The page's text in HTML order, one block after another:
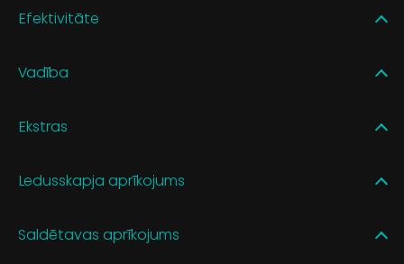
Efektivitāte
Vadība
Ekstras
Ledusskapja aprīkojums
Saldētavas aprīkojums